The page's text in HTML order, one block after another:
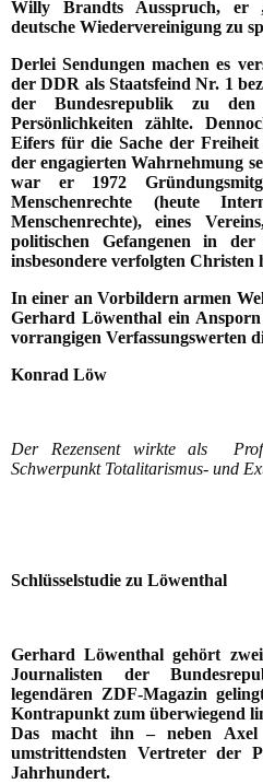
Willy Brandts Ausspruch, er
deutsche Wiedervereinigung zu
Derlei Sendungen machen es
der DDR als Staatsfeind Nr. 1
der Bundesrepublik zu den
Persönlichkeiten zählte.
Eifers für die Sache der
der engagierten Wahrnehmung
war er 1972
Menschenrechte (heute
Menschenrechte), eines
politischen Gefangenen in
insbesondere verfolgten Christen
In einer an Vorbildern armen
Gerhard Löwenthal ein
vorrangigen Verfassungswerten
Konrad Löw
Der Rezensent wirkte als
Schwerpunkt Totalitarismus- und
Schlüsselstudie zu Löwenthal
Gerhard Löwenthal gehört
Journalisten der
legendären ZDF-Magazin
Kontrapunkt zum überwiegend
Das macht ihn – neben
umstrittendsten Vertreter der
Jahrhundert.